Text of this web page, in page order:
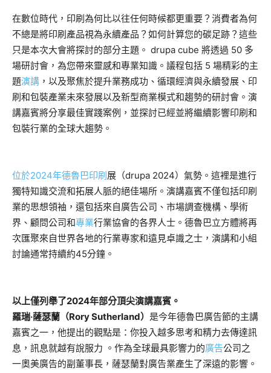
在數位時代，印刷為何比以往任何時候都更重要？消費者為何
不總是將印刷產品視為永續產品？如何計算您的碳足跡？這些
只是本次大會將探討的部分主題。 drupa cube 將透過 50 多
場研討會，為您帶來靈感和專業知識。議程包括 5 場精彩的主
題演講 ，以及聚焦於提升業務成功、循環經濟與永續發展、印
刷和包裝產業未來發展以及新型商業模式和趨勢的研討會。演
講嘉賓將分享最佳實踐案例，並探討已經並將繼續影響印刷和
包裝行業的全球大趨勢。
位於2024年德魯巴印刷展（drupa 2024）氣勢 。這裡是進行
獨特知識交流和拓展人脈的絕佳場所。演講嘉賓不僅包括印刷
業的思想領袖，還包括來自廣告公司、市場調查機構、學術
界、顧問公司和專業行業協會的各界人士。德魯巴立方體將再
次匯聚來自世界各地的行業專家和遠見卓識之士，演講和小組
討論通常持續約45分鐘。
以上僅列舉了2024年部分頂尖演講嘉賓。
羅瑞‧薩瑟蘭（Rory Sutherland） 是今年德魯巴廣告節的主講
嘉賓之一，他提出的觀點是：你投入越多思考和精力去傳達訊
息，訊息就越有說服力 。作為全球最具影響力的廣告公司之
一奧美廣告的副董事長，薩瑟蘭對廣告業產生了深遠的影響。